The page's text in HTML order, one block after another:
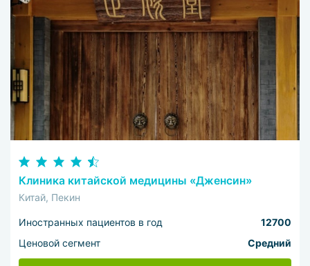
Клиника китайской медицины «Дженсин»
Китай, Пекин
Иностранных пациентов в год
12700
Ценовой сегмент
Средний